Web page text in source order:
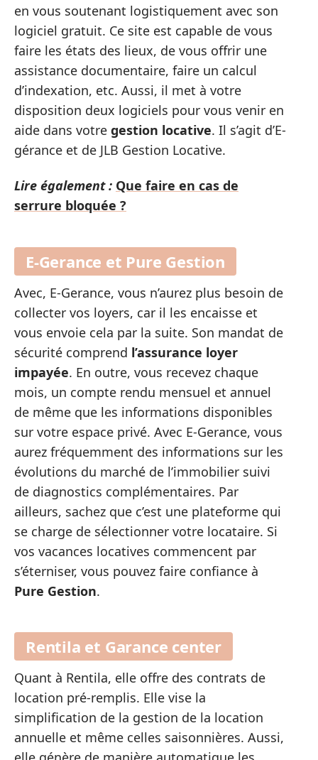
en vous soutenant logistiquement avec son
logiciel gratuit. Ce site est capable de vous
faire les états des lieux, de vous offrir une
assistance documentaire, faire un calcul
d’indexation, etc. Aussi, il met à votre
disposition deux logiciels pour vous venir en
aide dans votre gestion locative. Il s’agit d’E-
gérance et de JLB Gestion Locative.
Lire également : Que faire en cas de
serrure bloquée ?
E-Gerance et Pure Gestion
Avec, E-Gerance, vous n’aurez plus besoin de
collecter vos loyers, car il les encaisse et
vous envoie cela par la suite. Son mandat de
sécurité comprend l’assurance loyer
impayée. En outre, vous recevez chaque
mois, un compte rendu mensuel et annuel
de même que les informations disponibles
sur votre espace privé. Avec E-Gerance, vous
aurez fréquemment des informations sur les
évolutions du marché de l’immobilier suivi
de diagnostics complémentaires. Par
ailleurs, sachez que c’est une plateforme qui
se charge de sélectionner votre locataire. Si
vos vacances locatives commencent par
s’éterniser, vous pouvez faire confiance à
Pure Gestion.
Rentila et Garance center
Quant à Rentila, elle offre des contrats de
location pré-remplis. Elle vise la
simplification de la gestion de la location
annuelle et même celles saisonnières. Aussi,